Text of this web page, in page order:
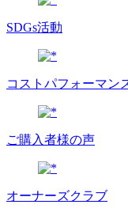
SDGs活動
コストパフォーマン
ご購入者様の声
オーナーズクラブ